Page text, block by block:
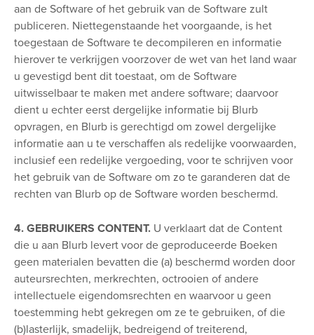
aan de Software of het gebruik van de Software zult
publiceren. Niettegenstaande het voorgaande, is het
toegestaan de Software te decompileren en informatie
hierover te verkrijgen voorzover de wet van het land waar
u gevestigd bent dit toestaat, om de Software
uitwisselbaar te maken met andere software; daarvoor
dient u echter eerst dergelijke informatie bij Blurb
opvragen, en Blurb is gerechtigd om zowel dergelijke
informatie aan u te verschaffen als redelijke voorwaarden,
inclusief een redelijke vergoeding, voor te schrijven voor
het gebruik van de Software om zo te garanderen dat de
rechten van Blurb op de Software worden beschermd.
4. GEBRUIKERS CONTENT. U verklaart dat de Content
die u aan Blurb levert voor de geproduceerde Boeken
geen materialen bevatten die (a) beschermd worden door
auteursrechten, merkrechten, octrooien of andere
intellectuele eigendomsrechten en waarvoor u geen
toestemming hebt gekregen om ze te gebruiken, of die
(b)lasterlijk, smadelijk, bedreigend of treiterend,